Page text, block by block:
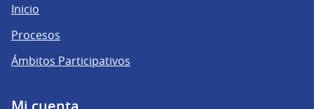
Inicio
Procesos
Ámbitos Participativos